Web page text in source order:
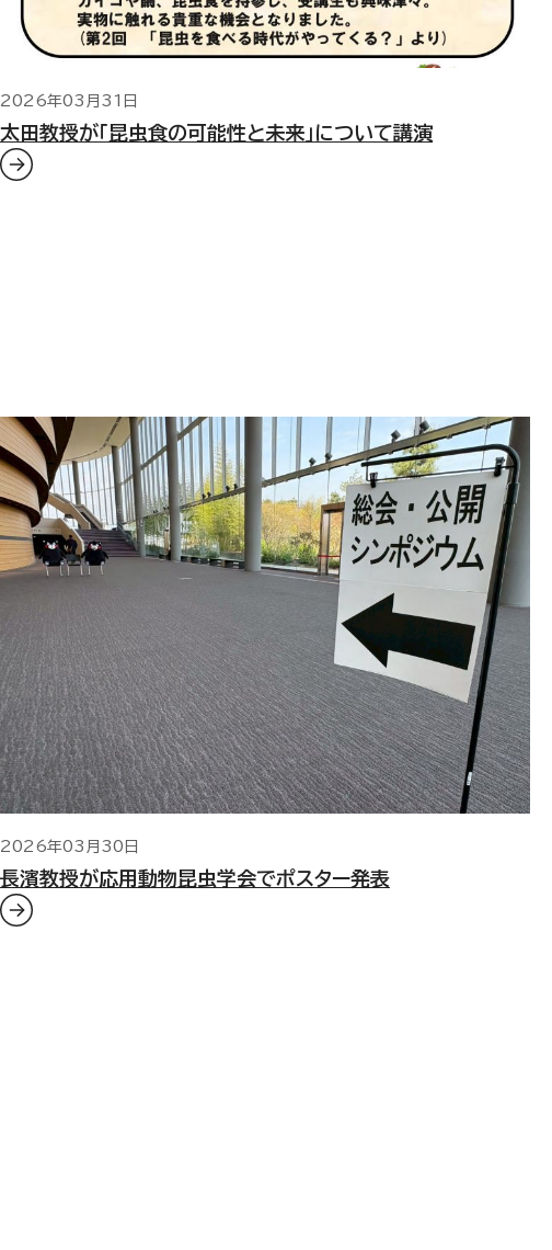
2026年03月31日
太田教授が「昆虫食の可能性と未来」について講演
2026年03月30日
長濱教授が応用動物昆虫学会でポスター発表